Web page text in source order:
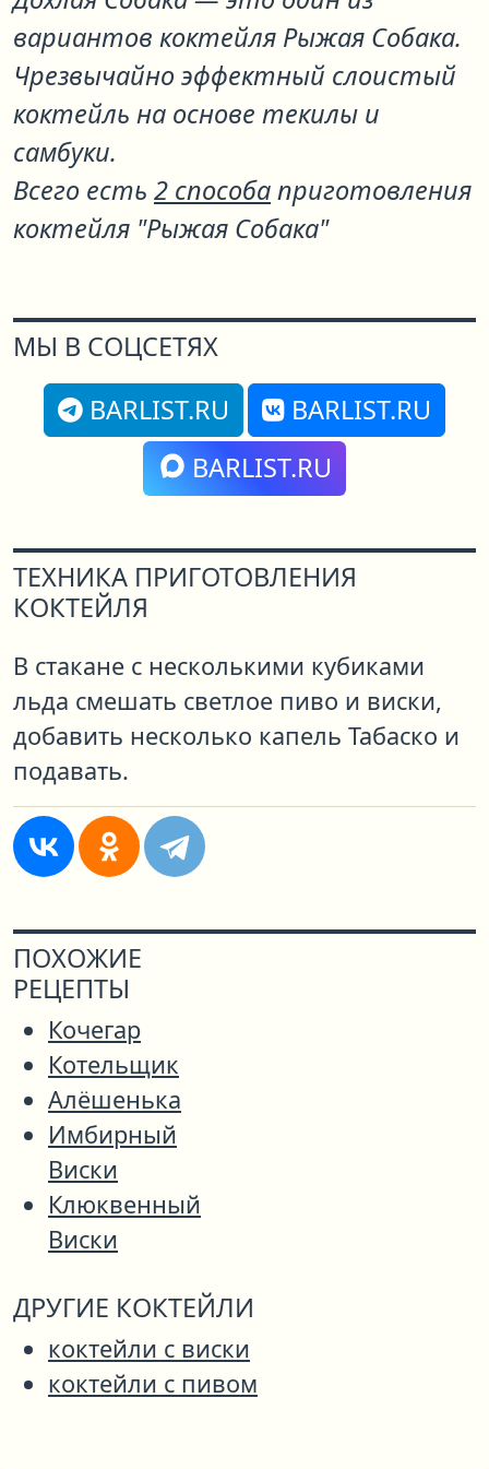
вариантов коктейля Рыжая Собака.
Чрезвычайно эффектный слоистый
коктейль на основе текилы и
самбуки.
Всего есть 2 способаприготовления
коктейля "Рыжая Собака"
МЫ В СОЦСЕТЯХ
BARLIST.RU
BARLIST.RU
BARLIST.RU
ТЕХНИКА ПРИГОТОВЛЕНИЯ
КОКТЕЙЛЯ
В стакане с несколькими кубиками
льда смешать светлое пиво и виски,
добавить несколько капель Табаско и
подавать.
ПОХОЖИЕ
РЕЦЕПТЫ
Кочегар
Котельщик
Алёшенька
Имбирный
Виски
Клюквенный
Виски
ДРУГИЕ КОКТЕЙЛИ
коктейли с виски
коктейли с пивом